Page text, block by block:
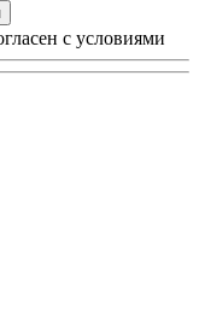
с условиями